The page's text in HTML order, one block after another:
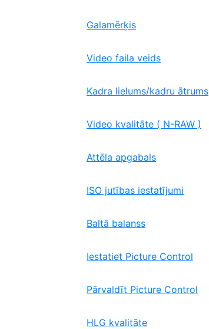
Galamērķis
Video faila veids
Kadra lielums/kadru ātrums
Video kvalitāte ( N-RAW )
Attēla apgabals
ISO jutības iestatījumi
Baltā balanss
Iestatiet Picture Control
Pārvaldīt Picture Control
HLG kvalitāte